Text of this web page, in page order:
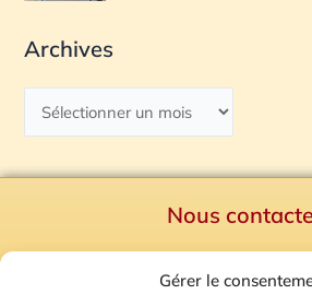
Gérer le
Archives
Nous